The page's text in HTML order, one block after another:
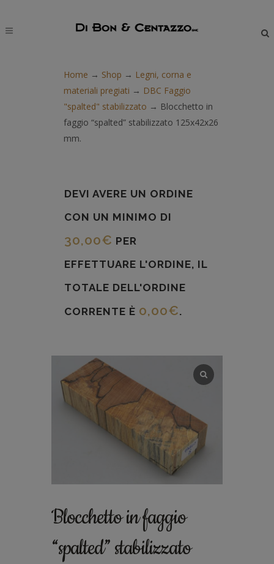
Home → Shop → Legni, corna e
materiali pregiati → DBC Faggio
"spalted" stabilizzato → Blocchetto in
faggio “spalted” stabilizzato 125x42x26
mm.
DEVI AVERE UN ORDINE
CON UN MINIMO DI
30,00€ PER
EFFETTUARE L'ORDINE, IL
TOTALE DELL'ORDINE
CORRENTE È 0,00€.
Blocchetto in faggio
“spalted” stabilizzato